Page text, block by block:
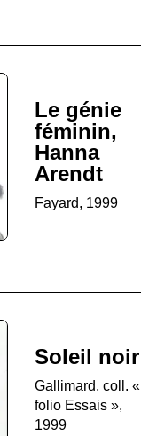
Le génie
féminin,
Hanna
Arendt
Fayard, 1999
Soleil noir
Gallimard, coll. «
folio Essais »,
1999